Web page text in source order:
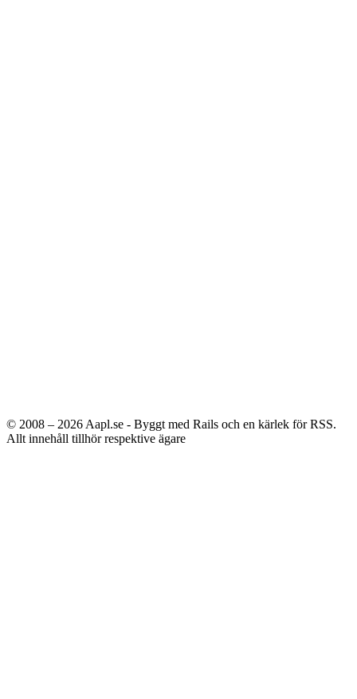
© 2008 – 2026 Aapl.se - Byggt med Rails och en kärlek för RSS.
Allt innehåll tillhör respektive ägare